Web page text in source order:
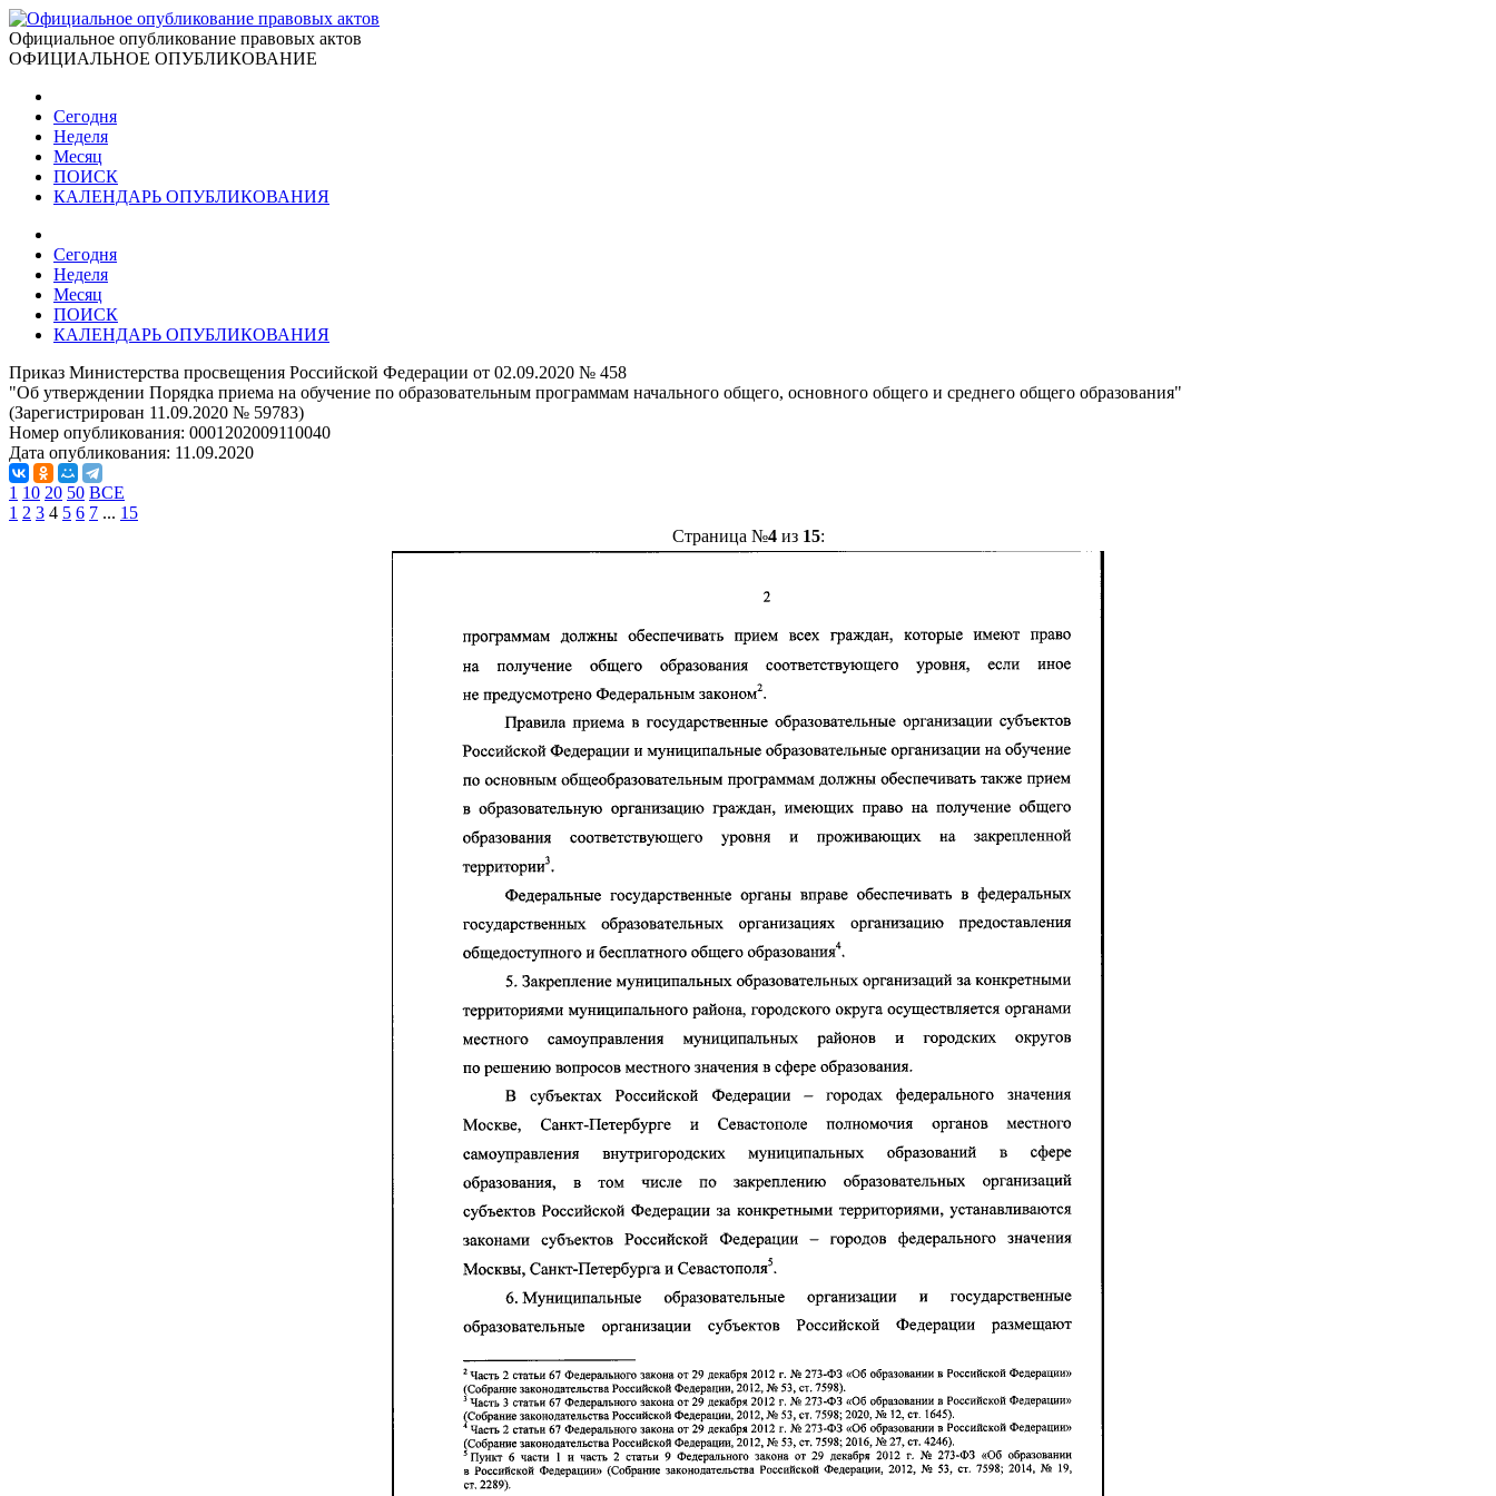
Официальное опубликование правовых актов
ОФИЦИАЛЬНОЕ ОПУБЛИКОВАНИЕ
Сегодня
Неделя
Месяц
ПОИСК
КАЛЕНДАРЬ ОПУБЛИКОВАНИЯ
Сегодня
Неделя
Месяц
ПОИСК
КАЛЕНДАРЬ ОПУБЛИКОВАНИЯ
Приказ Министерства просвещения Российской Федерации от 02.09.2020 № 458
"Об утверждении Порядка приема на обучение по образовательным программам начального общего, основного общего и среднего общего образования"
(Зарегистрирован 11.09.2020 № 59783)
Номер опубликования: 0001202009110040
Дата опубликования: 11.09.2020
1 10 20 50 ВСЕ
1 2 3 4 5 6 7 ... 15
Страница №4из 15: